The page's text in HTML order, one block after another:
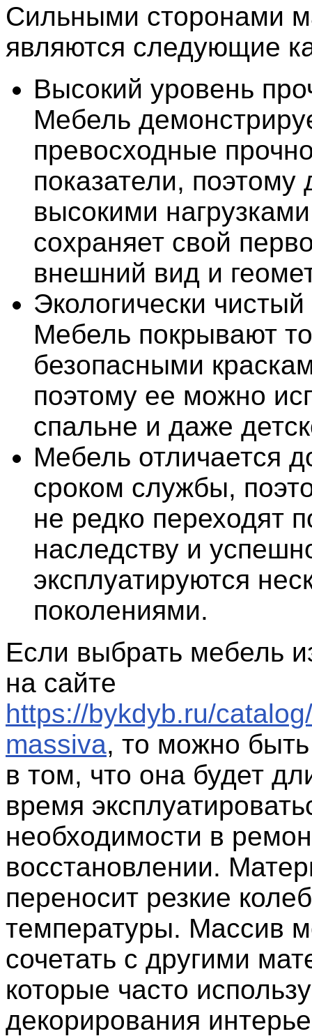
Сильными сторонами
являются следующие
Высокий уровень
Мебель
превосходные
показатели, поэтому
высокими
сохраняет свой
внешний вид и
Экологически
Мебель покрывают
безопасными
поэтому ее можно
спальне и даже
Мебель отличается
сроком службы,
не редко переходят
наследству и
эксплуатируются
поколениями.
Если выбрать мебель
на сайте
https://bykdyb.ru/
massiva, то можно
в том, что она будет
время
необходимости в
восстановлении.
переносит резкие
температуры. Массив
сочетать с другими
которые часто
декорирования